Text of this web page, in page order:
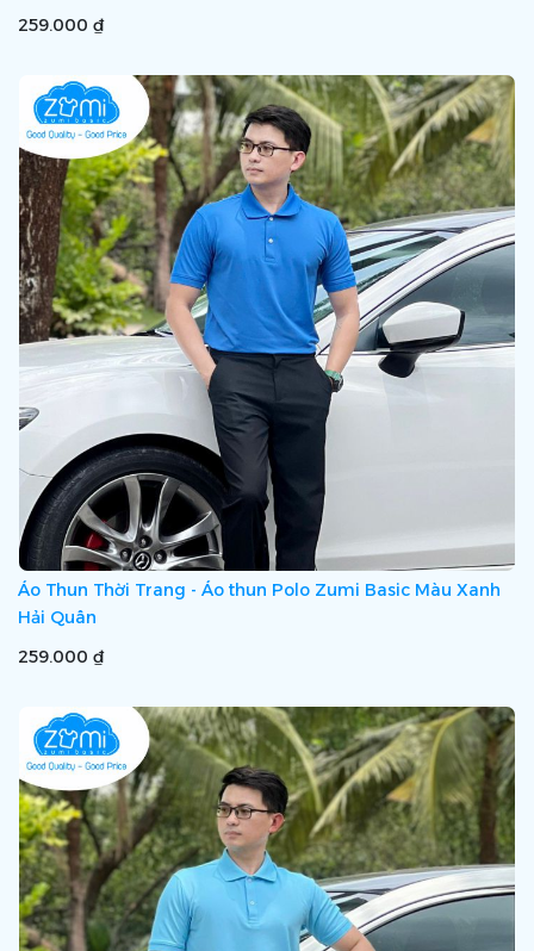
259.000 ₫
Áo Thun Thời Trang - Áo thun Polo Zumi Basic Màu Xanh
Hải Quân
259.000 ₫